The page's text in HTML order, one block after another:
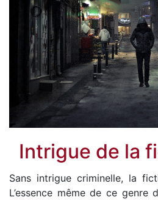
Intrigue de la
Sans intrigue criminelle, la
L’essence même de ce